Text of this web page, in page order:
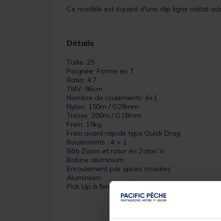
Ce modèle est équipé d'une clip ligne métal
Détails
Taille: 25
Poignée: Forme en T
Ratio: 4.7
TMV: 96cm
Nombre de roulements: 4+1
Nylon: 150m / 0.28mm
Tresse: 200m / 0.18mm
Frein: 15kg
Frein avant rapide type Quick Drag
Roulements : 4 + 1
Bâti Zaïon et rotor en Zaïon V
Bobine aluminium
Enroulement par spires croisées
Aluminium
Pick Up à fermeture manuelle